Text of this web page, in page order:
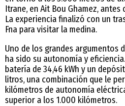
Itrane, en Ait Bou Ghamez, antes
La experiencia finalizó con un
Fna para visitar la medina.
Uno de los grandes argumentos
ha sido su autonomía y
batería de 34,46 kWh y un
litros, una combinación que le
kilómetros de autonomía
superior a los 1.000 kilómetros.